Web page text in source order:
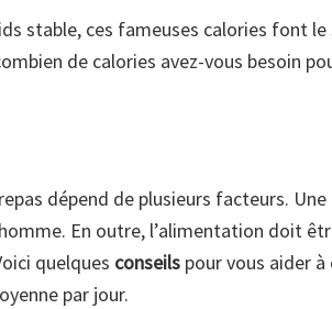
stable, ces fameuses calories font
de calories avez-vous besoin
dépend de plusieurs facteurs.
En outre, l’alimentation doit
quelques conseils pour vous aider à
par jour.